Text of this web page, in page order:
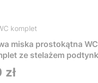
komplet
miska prostokątna
ze stelażem
przyciskiem TeceNow